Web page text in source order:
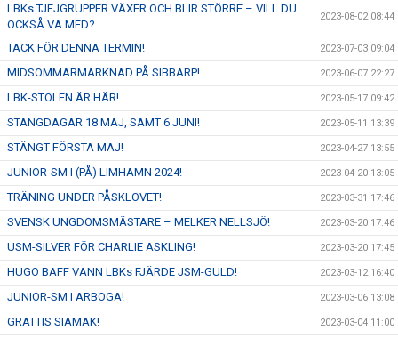
LBKs TJEJGRUPPER VÄXER OCH BLIR STÖRRE – VILL DU
OCKSÅ VA MED?
2023-08-02 08:44
TACK FÖR DENNA TERMIN! 2023-07-03 09:04
MIDSOMMARMARKNAD PÅ SIBBARP! 2023-06-07 22:27
LBK-STOLEN ÄR HÄR! 2023-05-17 09:42
STÄNGDAGAR 18 MAJ, SAMT 6 JUNI! 2023-05-11 13:39
STÄNGT FÖRSTA MAJ! 2023-04-27 13:55
JUNIOR-SM I (PÅ) LIMHAMN 2024! 2023-04-20 13:05
TRÄNING UNDER PÅSKLOVET! 2023-03-31 17:46
SVENSK UNGDOMSMÄSTARE – MELKER NELLSJÖ! 2023-03-20 17:46
USM-SILVER FÖR CHARLIE ASKLING! 2023-03-20 17:45
HUGO BAFF VANN LBKs FJÄRDE JSM-GULD! 2023-03-12 16:40
JUNIOR-SM I ARBOGA! 2023-03-06 13:08
GRATTIS SIAMAK! 2023-03-04 11:00